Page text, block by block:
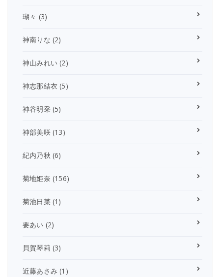
瑚々 (3)
神南りな (2)
神山みれい (2)
神志那結衣 (5)
神谷明采(5)
神部美咲(13)
紀内乃秋 (6)
菊地姫奈 (156)
菊池日菜(1)
要あい (2)
貝賀琴莉 (3)
近藤あさみ (1)